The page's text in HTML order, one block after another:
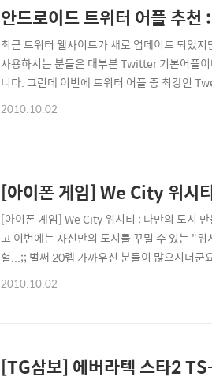
안드로이드 트위터 어플
최근 트위터 웹사이트가 새로 업데이트 되었
사용하시는 분들은 대부분 Twitter 기본어플
니다. 그런데 이번에 트위터 어플 중 최강인
으로 마켓에는 등록이 되어있지 않지만 베타
2010.10.02
[아이폰 게임] We City 위시
[아이폰 게임] We City 위시티 : 나만의 도시
고 이번에는 자신만의 도시를 꾸밀 수 있는 "
헐...;; 벌써 20렙 가까우신 분들이 많으시더
거에서 친구이셨던 분들이 자동으로 등록되어
2010.10.02
[TG삼보] 에버라텍 스타2